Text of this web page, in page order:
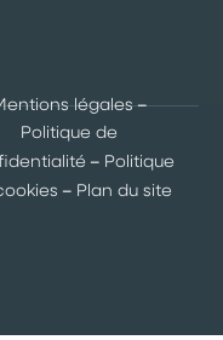
légales–
Politique de
– Politique
– Plan du site